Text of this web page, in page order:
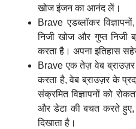
खोज इंजन का आनंद लें।
Brave एडब्लॉकर
निजी खोज और गुप्त निजी
करता है। अपना इतिहास
Brave एक तेज़ वेब
करता है, वेब ब्राउज़र के
संक्रमित विज्ञापनों को
और डेटा की बचत करते हुए,
दिखाता है।